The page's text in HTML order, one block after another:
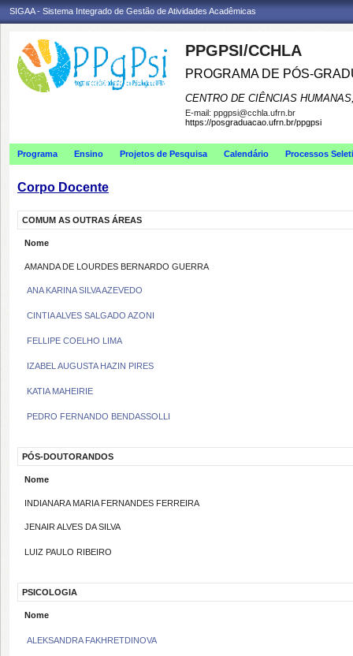
SIGAA - Sistema Integrado de Gestão de Atividades Acadêmicas
PPGPSI/CCHLA
PROGRAMA DE PÓS-
CENTRO DE CIÊNCIAS
E-mail: ppgpsi@cchla.ufrn.br
https://posgraduacao.ufrn.br/ppgpsi
Programa Ensino Projetos de Pesquisa Calendário Processos
Corpo Docente
COMUM AS OUTRAS ÁREAS
Nome
AMANDA DE LOURDES BERNARDO GUERRA
ANA KARINA SILVA AZEVEDO
CINTIA ALVES SALGADO AZONI
FELLIPE COELHO LIMA
IZABEL AUGUSTA HAZIN PIRES
KATIA MAHEIRIE
PEDRO FERNANDO BENDASSOLLI
PÓS-DOUTORANDOS
Nome
INDIANARA MARIA FERNANDES FERREIRA
JENAIR ALVES DA SILVA
LUIZ PAULO RIBEIRO
PSICOLOGIA
Nome
ALEKSANDRA FAKHRETDINOVA